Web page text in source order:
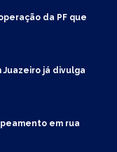
da PF que
já divulga
em rua